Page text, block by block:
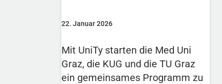
22. Januar 2026
Mit UniTy starten die Med Uni
Graz, die KUG und die TU Graz
ein gemeinsames Programm zu